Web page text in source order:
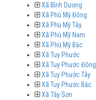
Xã Bình Dương
Xã Phù Mỹ Đông
Xã Phù Mỹ Tây
Xã Phù Mỹ Nam
Xã Phù Mỹ Bắc
Xã Tuy Phước
Xã Tuy Phước Đông
Xã Tuy Phước Tây
Xã Tuy Phước Bắc
Xã Tây Sơn